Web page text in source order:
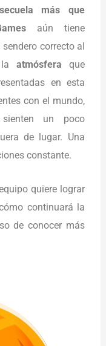
secuela más que
aún tiene
correcto al
atmósfera que
en esta
con el mundo,
un poco
de lugar. Una
constante.
quiere lograr
continuará la
de conocer más